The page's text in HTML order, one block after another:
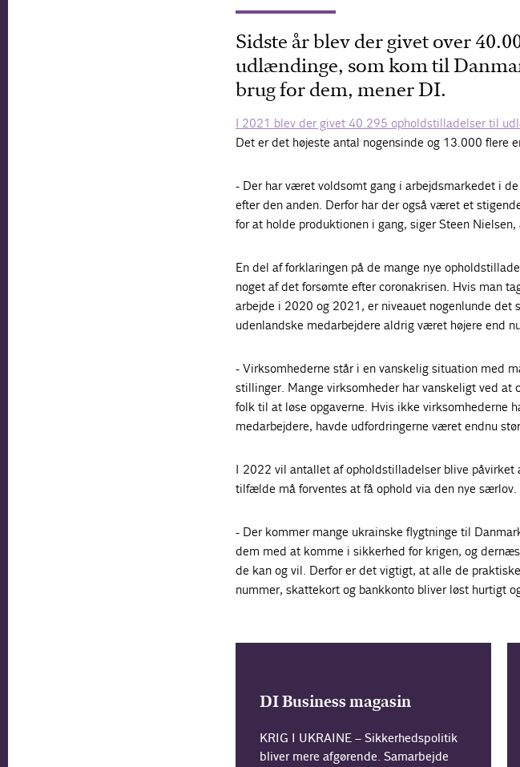
Sidste år blev der givet over
udlændinge, som kom til
brug for dem, mener DI.
I 2021 blev der givet 40.295 opholdstilladelser til
Det er det højeste antal nogensinde og 13.000 flere
- Der har været voldsomt gang i arbejdsmarkedet i
efter den anden. Derfor har der også været et
for at holde produktionen i gang, siger Steen
En del af forklaringen på de mange nye
noget af det forsømte efter coronakrisen. Hvis man
arbejde i 2020 og 2021, er niveauet nogenlunde det
udenlandske medarbejdere aldrig været højere end
- Virksomhederne står i en vanskelig situation med
stillinger. Mange virksomheder har vanskeligt ved at
folk til at løse opgaverne. Hvis ikke virksomhederne
medarbejdere, havde udfordringerne været endnu
I 2022 vil antallet af opholdstilladelser blive påvirket
tilfælde må forventes at få ophold via den nye særlov.
- Der kommer mange ukrainske flygtninge til
dem med at komme i sikkerhed for krigen, og
de kan og vil. Derfor er det vigtigt, at alle de
nummer, skattekort og bankkonto bliver løst hurtigt
DI Business magasin
KRIG I UKRAINE – Sikkerhedspolitik
bliver mere afgørende. Samarbejde